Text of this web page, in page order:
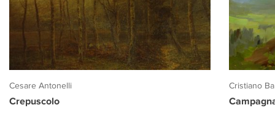
Cesare Antonelli
Crepuscolo
Cristiano